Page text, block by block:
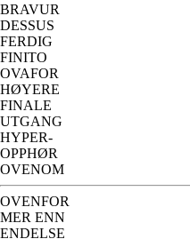
BRAVUR
DESSUS
FERDIG
FINITO
OVAFOR
HØYERE
FINALE
UTGANG
HYPER-
OPPHØR
OVENOM
OVENFOR
MER ENN
ENDELSE